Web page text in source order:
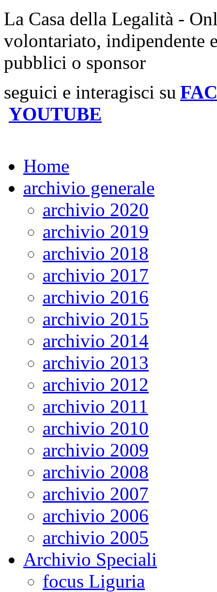
La Casa della Legalità -
volontariato, indipendente
pubblici o sponsor
seguici e interagisci su
YOUTUBE
Home
archivio generale
archivio 2020
archivio 2019
archivio 2018
archivio 2017
archivio 2016
archivio 2015
archivio 2014
archivio 2013
archivio 2012
archivio 2011
archivio 2010
archivio 2009
archivio 2008
archivio 2007
archivio 2006
archivio 2005
Archivio Speciali
focus Liguria